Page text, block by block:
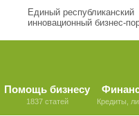
Единый республиканский
инновационный бизнес-
Помощь бизнесу
1837 статей Кредиты,